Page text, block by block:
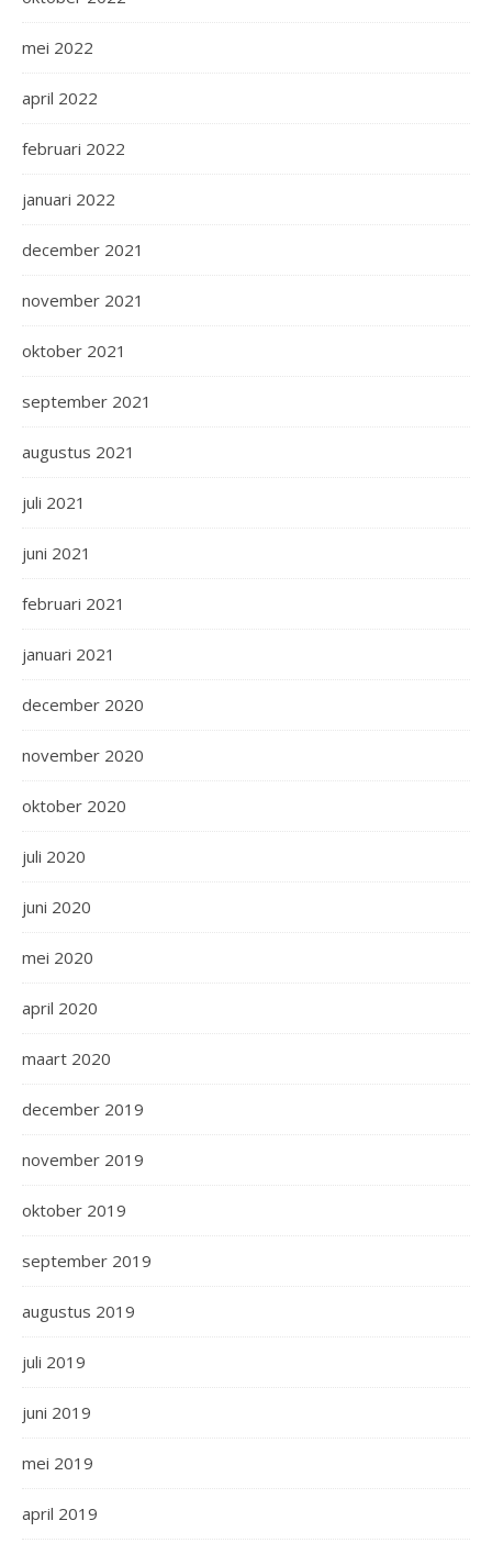
mei 2022
april 2022
februari 2022
januari 2022
december 2021
november 2021
oktober 2021
september 2021
augustus 2021
juli 2021
juni 2021
februari 2021
januari 2021
december 2020
november 2020
oktober 2020
juli 2020
juni 2020
mei 2020
april 2020
maart 2020
december 2019
november 2019
oktober 2019
september 2019
augustus 2019
juli 2019
juni 2019
mei 2019
april 2019